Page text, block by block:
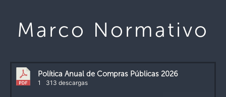
Marco Normativo
Política Anual de Compras Públicas 2026
1 313 descargas